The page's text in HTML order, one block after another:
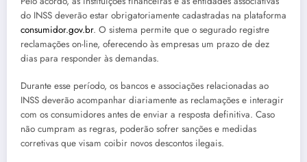
do INSS deverão estar obrigatoriamente cadastradas na plataforma
consumidor.gov.br. O sistema permite que o segurado registre
reclamações on-line, oferecendo às empresas um prazo de dez
dias para responder às demandas.
Durante esse período, os bancos e associações relacionadas ao
INSS deverão acompanhar diariamente as reclamações e interagir
com os consumidores antes de enviar a resposta definitiva. Caso
não cumpram as regras, poderão sofrer sanções e medidas
corretivas que visam coibir novos descontos ilegais.